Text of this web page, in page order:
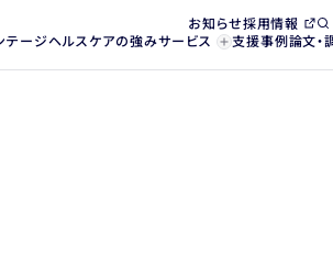
お知らせ採用情報
テージヘルスケアの強みサービス 支援事例論文・